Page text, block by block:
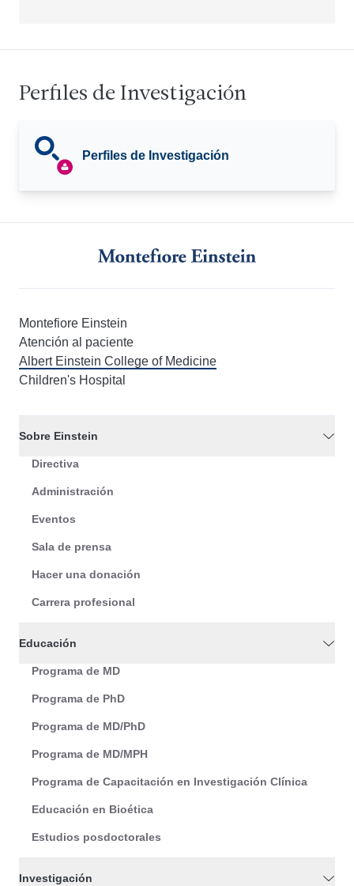
Perfiles de Investigación
Perfiles de Investigación
Montefiore Einstein
Atención al paciente
Albert Einstein College of Medicine
Children's Hospital
Sobre Einstein
Directiva
Administración
Eventos
Sala de prensa
Hacer una donación
Carrera profesional
Educación
Programa de MD
Programa de PhD
Programa de MD/PhD
Programa de MD/MPH
Programa de Capacitación en Investigación Clínica
Educación en Bioética
Estudios posdoctorales
Investigación